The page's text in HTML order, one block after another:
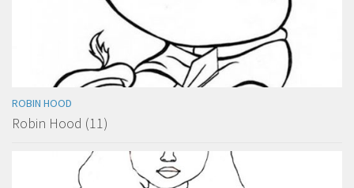
ROBIN HOOD
Robin Hood (11)